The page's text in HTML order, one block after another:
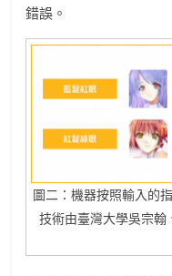
錯誤。
圖二：機器按照輸入的
技術由臺灣大學吳宗翰